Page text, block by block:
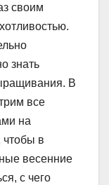
своим
знать
В
все
на
чтобы в
весенние
с чего